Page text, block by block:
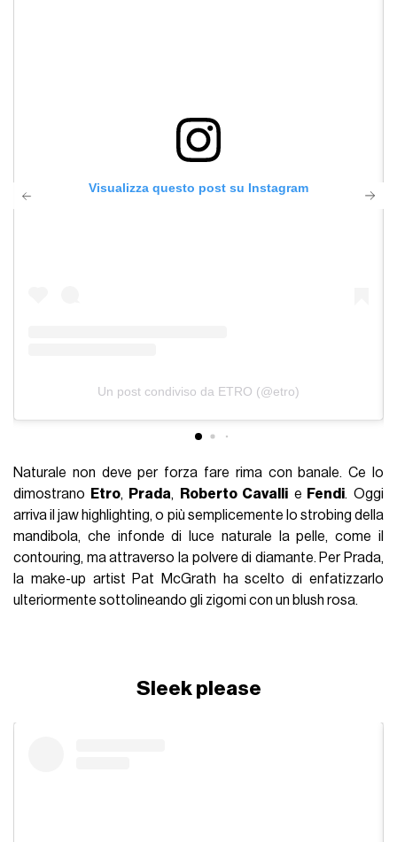
Visualizza questo post su Instagram
Un post condiviso da ETRO (@etro)
Naturale non deve per forza fare rima con banale. Ce lo
dimostrano Etro, Prada, Roberto Cavalli e Fendi. Oggi
arriva il jaw highlighting, o più semplicemente lo strobing della
mandibola, che infonde di luce naturale la pelle, come il
contouring, ma attraverso la polvere di diamante. Per Prada,
la make-up artist Pat McGrath ha scelto di enfatizzarlo
ulteriormente sottolineando gli zigomi con un blush rosa.
Sleek please